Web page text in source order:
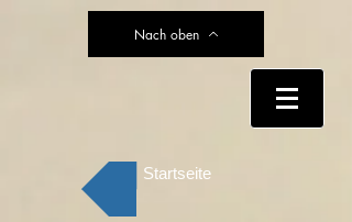
Nach oben
Startseite